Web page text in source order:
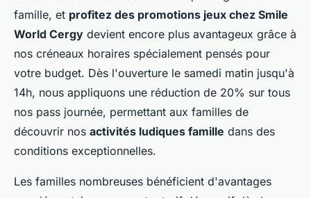
famille, et profitez des promotions jeux chez Smile
World Cergy devient encore plus avantageux grâce à
nos créneaux horaires spécialement pensés pour
votre budget. Dès l'ouverture le samedi matin jusqu'à
14h, nous appliquons une réduction de 20% sur tous
nos pass journée, permettant aux familles de
découvrir nos activités ludiques famille dans des
conditions exceptionnelles.
Les familles nombreuses bénéficient d'avantages